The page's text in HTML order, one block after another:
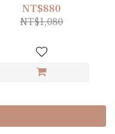
NT$880
NT$1,080